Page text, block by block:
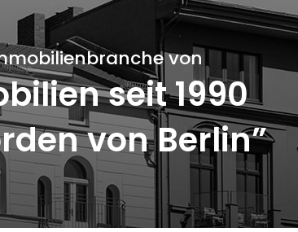
von
seit 1990
von Berlin”